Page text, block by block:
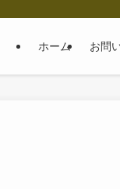
ホーム お問